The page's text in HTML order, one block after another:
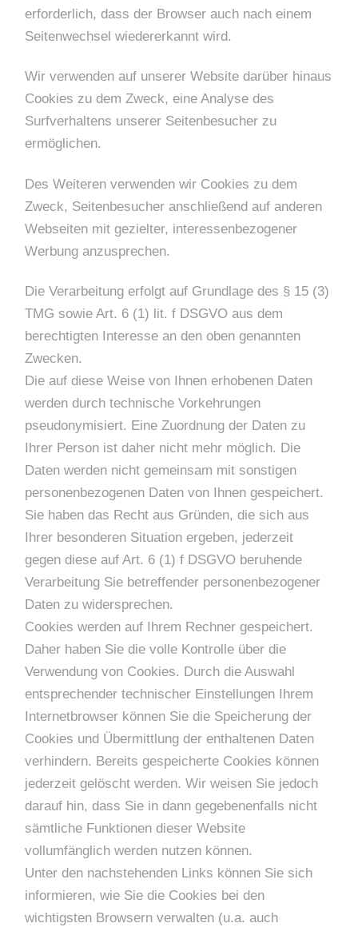
erforderlich, dass der Browser auch nach einem
Seitenwechsel wiedererkannt wird.
Wir verwenden auf unserer Website darüber hinaus
Cookies zu dem Zweck, eine Analyse des
Surfverhaltens unserer Seitenbesucher zu
ermöglichen.
Des Weiteren verwenden wir Cookies zu dem
Zweck, Seitenbesucher anschließend auf anderen
Webseiten mit gezielter, interessenbezogener
Werbung anzusprechen.
Die Verarbeitung erfolgt auf Grundlage des § 15 (3)
TMG sowie Art. 6 (1) lit. f DSGVO aus dem
berechtigten Interesse an den oben genannten
Zwecken.
Die auf diese Weise von Ihnen erhobenen Daten
werden durch technische Vorkehrungen
pseudonymisiert. Eine Zuordnung der Daten zu
Ihrer Person ist daher nicht mehr möglich. Die
Daten werden nicht gemeinsam mit sonstigen
personenbezogenen Daten von Ihnen gespeichert.
Sie haben das Recht aus Gründen, die sich aus
Ihrer besonderen Situation ergeben, jederzeit
gegen diese auf Art. 6 (1) f DSGVO beruhende
Verarbeitung Sie betreffender personenbezogener
Daten zu widersprechen.
Cookies werden auf Ihrem Rechner gespeichert.
Daher haben Sie die volle Kontrolle über die
Verwendung von Cookies. Durch die Auswahl
entsprechender technischer Einstellungen Ihrem
Internetbrowser können Sie die Speicherung der
Cookies und Übermittlung der enthaltenen Daten
verhindern. Bereits gespeicherte Cookies können
jederzeit gelöscht werden. Wir weisen Sie jedoch
darauf hin, dass Sie in dann gegebenenfalls nicht
sämtliche Funktionen dieser Website
vollumfänglich werden nutzen können.
Unter den nachstehenden Links können Sie sich
informieren, wie Sie die Cookies bei den
wichtigsten Browsern verwalten (u.a. auch